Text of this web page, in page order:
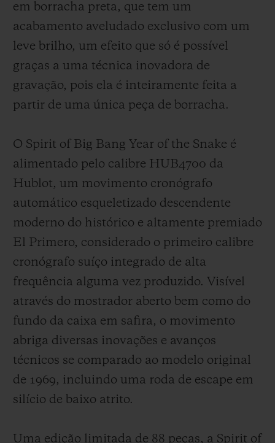
em borracha preta, que tem um
acabamento aveludado exclusivo com um
leve brilho, um efeito que só é possível
graças a uma técnica inovadora de
gravação, pois ela é inteiramente feita a
partir de uma única peça de borracha.
O Spirit of Big Bang Year of the Snake é
alimentado pelo calibre HUB4700 da
Hublot, um movimento cronógrafo
automático esqueletizado descendente
moderno do histórico e altamente premiado
El Primero, considerado o primeiro calibre
cronógrafo suíço integrado de alta
frequência alguma vez produzido. Visível
através do mostrador aberto bem como do
fundo da caixa em safira, o movimento
abriga diversas inovações e avanços
técnicos se comparado ao modelo original
de 1969, incluindo uma roda de escape em
silício de baixo atrito.
Uma edição limitada de 88 peças, a Spirit of